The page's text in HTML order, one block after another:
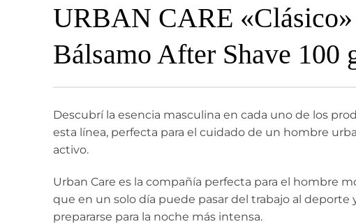
URBAN CARE
Bálsamo After Shave 100
Descubrí la esencia masculina en cada uno de los
esta línea, perfecta para el cuidado de un hombre
activo.
Urban Care es la compañía perfecta para el hombre
que en un solo día puede pasar del trabajo al deporte
prepararse para la noche más intensa.